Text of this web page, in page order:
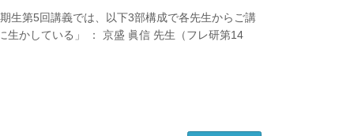
生第5回講義では、以下3部構成で各先生からご講
生かしている」 ： 京盛 眞信 先生（フレ研第14